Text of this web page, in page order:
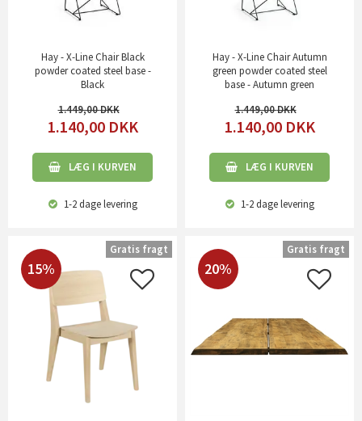
Hay - X-Line Chair Black
powder coated steel base -
Black
1.449,00
1.140,00 DKK
LÆG I KURVEN
1-2 dagelevering
Hay - X-Line Chair Autumn
green powder coated steel
base - Autumn green
1.449,00
1.140,00 DKK
LÆG I KURVEN
1-2 dagelevering
15%
Gratis fragt
20%
Gratis fragt